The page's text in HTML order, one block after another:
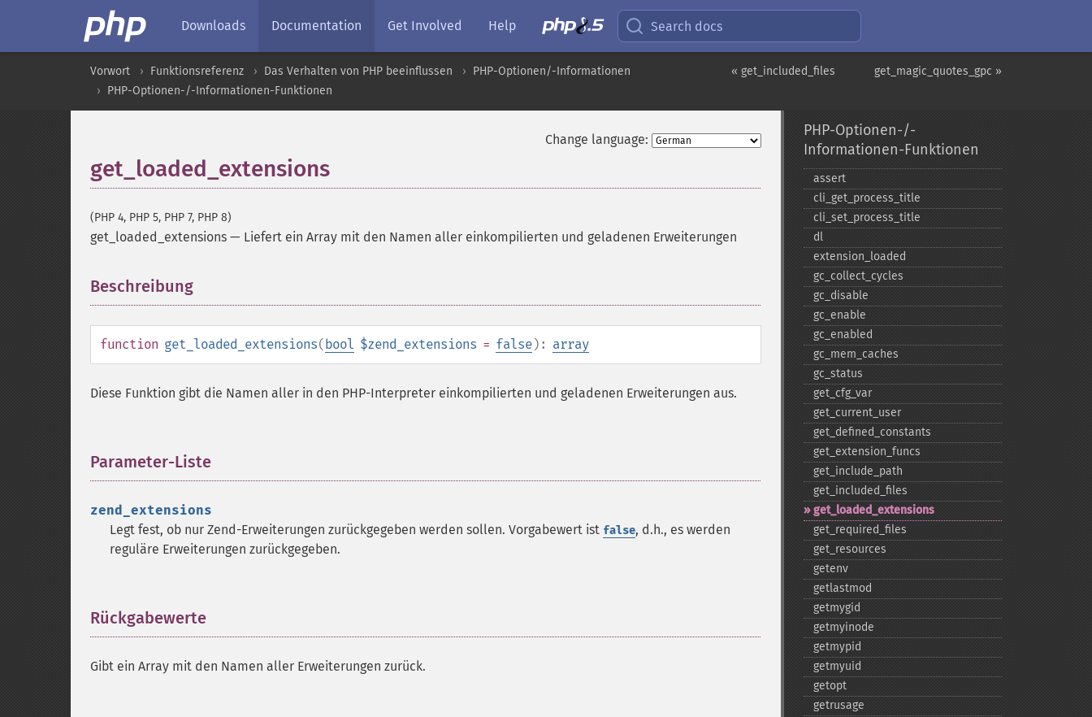
Downloads Documentation Get Involved Help Search docs
get_magic_quotes_gpc »
« get_included_files
Vorwort Funktionsreferenz Das Verhalten von PHP beeinflussen
PHP-Optionen/-Informationen
PHP-Optionen-/-Informationen-Funktionen
Change language:
get_loaded_extensions
(PHP 4, PHP 5, PHP 7, PHP 8)
get_loaded_extensions — Liefert ein Array mit den Namen aller einkompilierten und geladenen Erweiterungen
Beschreibung
function get_loaded_extensions(bool $zend_extensions = false): array
Diese Funktion gibt die Namen aller in den PHP-Interpreter einkompilierten und geladenen Erweiterungen aus.
Parameter-Liste
zend_extensions
Legt fest, ob nur Zend-Erweiterungen zurückgegeben werden sollen. Vorgabewert ist false, d.h., es werden
reguläre Erweiterungen zurückgegeben.
Rückgabewerte
Gibt ein Array mit den Namen aller Erweiterungen zurück.
PHP-Optionen-/-
Informationen-Funktionen
assert
cli_​get_​process_​title
cli_​set_​process_​title
dl
extension_​loaded
gc_​collect_​cycles
gc_​disable
gc_​enable
gc_​enabled
gc_​mem_​caches
gc_​status
get_​cfg_​var
get_​current_​user
get_​defined_​constants
get_​extension_​funcs
get_​include_​path
get_​included_​files
get_​loaded_​extensions
get_​required_​files
get_​resources
getenv
getlastmod
getmygid
getmyinode
getmypid
getmyuid
getopt
getrusage